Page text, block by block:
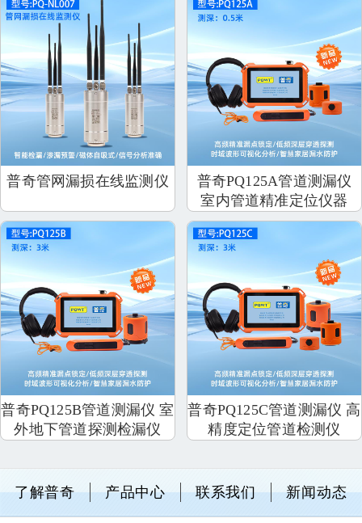
普奇管网漏损在线监测仪
普奇PQ125A管道测漏仪
室内管道精准定位仪器
普奇PQ125B管道测漏仪 室
外地下管道探测检漏仪
普奇PQ125C管道测漏仪 高
精度定位管道检测仪
了解普奇 产品中心 联系我们 新闻动态